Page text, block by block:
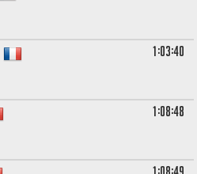
1:03:40
1:08:48